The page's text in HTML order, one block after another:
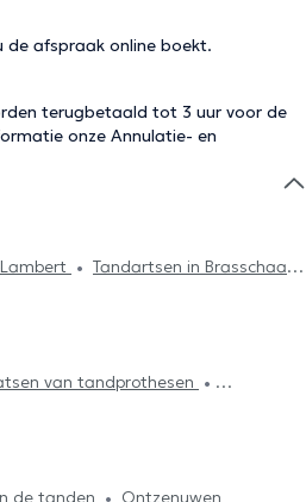
afspraak online boekt.
terugbetaald tot 3 uur voor de
onze Annulatie- en
Tandartsen in Brasschaat
van tandprothesen
vulling
de tanden Ontzenuwen